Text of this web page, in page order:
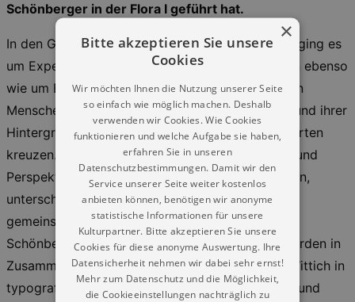
Schönberger in der Flora I geführt hat.
In den Gesprächen mit Kleingartenpächter:innen ging es
um Expertisen und Ansichten zum Thema Garten ebenso
wie um Erinnerungen und Zukunftsaussichten von
Menschen ganz unterschiedlicher Generationen und ihrer
Hintergründe, deren Lebenswege sich im Kleingarten
kreuzen. Während die individuellen Erfahrungen und
Perspektiven, die fast ein Jahrhundert umspannen,
unterschiedlich sind, bildet der Garten einen
gemeinsamen Erfahrungsraum. Die von Sonya
Schönberger zusammengestellten Gespräche wurden in
Zusammenarbeit mit der Gestalterin Lea Maria Wittich in
typografische Bilder übertragen – Bäume, Beete und
×
Bitte akzeptieren Sie unsere
Cookies
Wir möchten Ihnen die Nutzung unserer Seite
so einfach wie möglich machen. Deshalb
verwenden wir Cookies. Wie Cookies
funktionieren und welche Aufgabe sie haben,
erfahren Sie in unseren
Datenschutzbestimmungen. Damit wir den
Service unserer Seite weiter kostenlos
anbieten können, benötigen wir anonyme
statistische Informationen für unsere
Kulturpartner. Bitte akzeptieren Sie unsere
Cookies für diese anonyme Auswertung. Ihre
Datensicherheit nehmen wir dabei sehr ernst!
Mehr zum Datenschutz und die Möglichkeit,
die Cookieeinstellungen nachträglich zu